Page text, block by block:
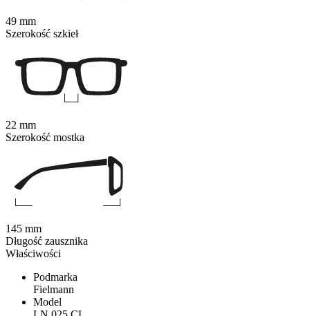
Właściwości
Podmarka
Fielmann
Model
49 mm
Szerokość szkieł
22 mm
Szerokość mostka
145 mm
Długość zausznika